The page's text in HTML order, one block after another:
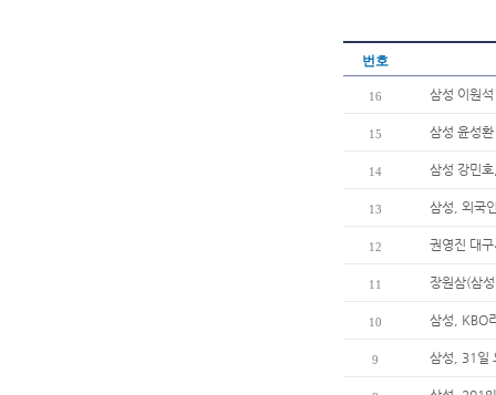
번호
16 삼성 이원
15 삼성 윤성
14 삼성 강민
13 삼성, 외국
12 권영진 대
11 장원삼(삼
10 삼성, KBO
9 삼성, 31일